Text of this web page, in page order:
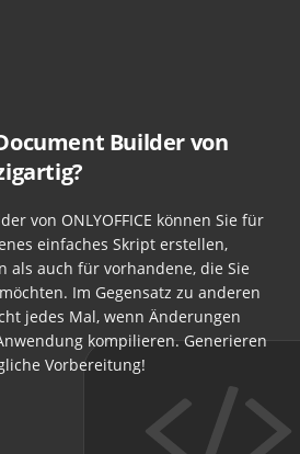
Builder von
von ONLYOFFICE können Sie für
einfaches Skript erstellen,
als auch für vorhandene, die Sie
Im Gegensatz zu anderen
jedes Mal, wenn Änderungen
kompilieren. Generieren
Vorbereitung!